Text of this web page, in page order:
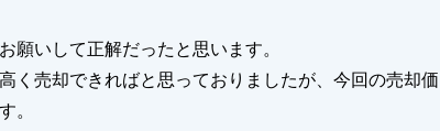
願いして正解だったと思います。
く売却できればと思っておりましたが、今回の売却価
。